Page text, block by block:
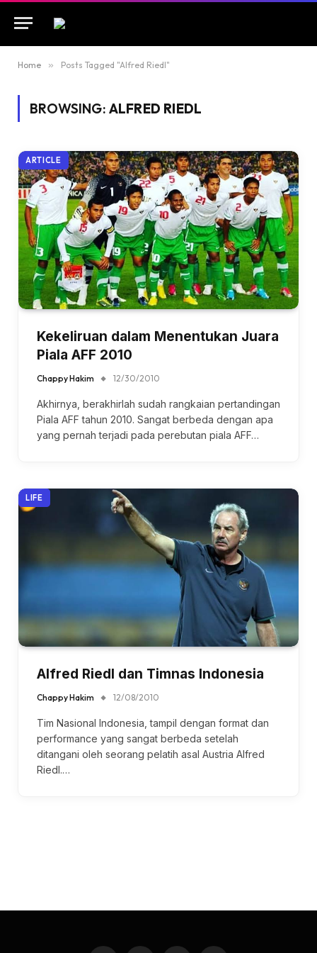
Home » Posts Tagged "Alfred Riedl"
BROWSING: ALFRED RIEDL
ARTICLE
Kekeliruan dalam Menentukan Juara
Piala AFF 2010
Chappy Hakim 12/30/2010
Akhirnya, berakhirlah sudah rangkaian pertandingan
Piala AFF tahun 2010. Sangat berbeda dengan apa
yang pernah terjadi pada perebutan piala AFF…
LIFE
Alfred Riedl dan Timnas Indonesia
Chappy Hakim 12/08/2010
Tim Nasional Indonesia, tampil dengan format dan
performance yang sangat berbeda setelah
ditangani oleh seorang pelatih asal Austria Alfred
Riedl.…